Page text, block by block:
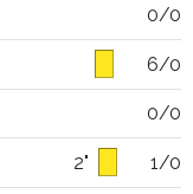
0/0
6/0
0/0
2" 1/0